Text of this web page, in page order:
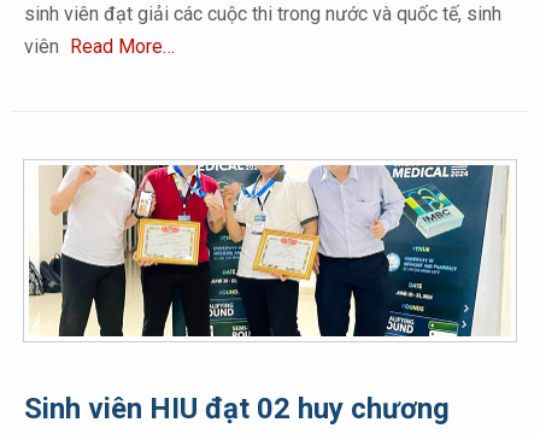
sinh viên đạt giải các cuộc thi trong nước và quốc tế, sinh
viên Read More…
Sinh viên HIU đạt 02 huy chương